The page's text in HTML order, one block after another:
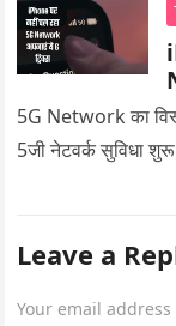
5G Network का
5जी नेटवर्क सुविधा
Leave a
Your email